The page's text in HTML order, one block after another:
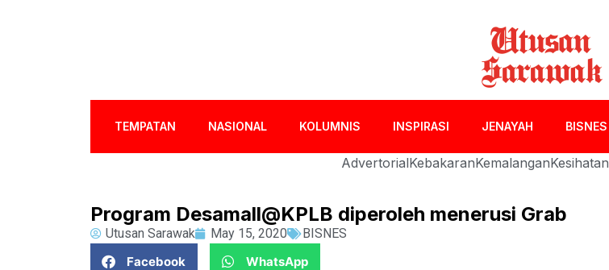
TEMPATAN NASIONAL KOLUMNIS INSPIRASI JENAYAH BISNES
AdvertorialKebakaranKemalanganKesihatan
Program Desamall@KPLB diperoleh menerusi Grab
Utusan Sarawak May 15, 2020
BISNES
Facebook
WhatsApp